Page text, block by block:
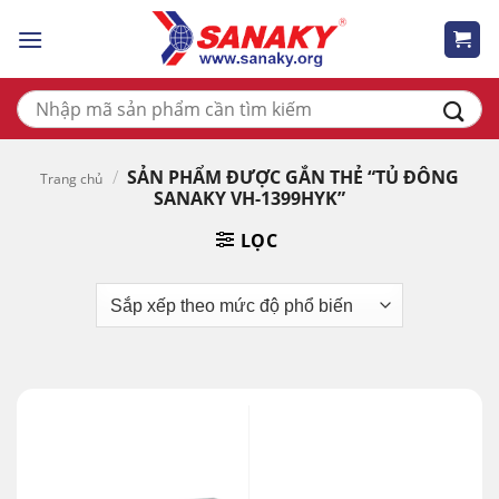
Tìm
kiếm:
Trang chủ / SẢN PHẨM ĐƯỢC GẮN THẺ “TỦ ĐÔNG
SANAKY VH-1399HYK”
LỌC